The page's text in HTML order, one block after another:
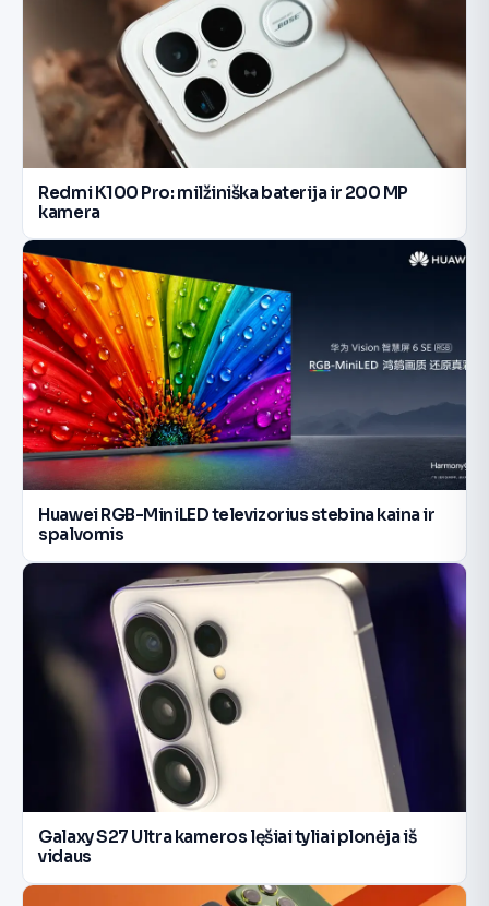
Redmi K100 Pro: milžiniška baterija ir 200 MP
kamera
Huawei RGB-MiniLED televizorius stebina kaina ir
spalvomis
Galaxy S27 Ultra kameros lęšiai tyliai plonėja iš
vidaus